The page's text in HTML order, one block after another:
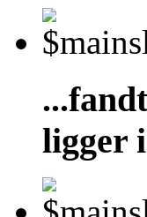
ligger